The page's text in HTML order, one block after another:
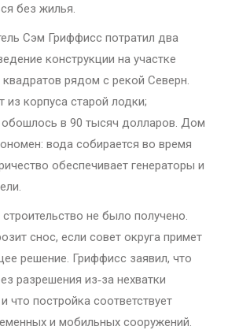
без жилья.
Сэм Гриффисс потратил два
конструкции на участке
рядом с рекой Северн.
из корпуса старой лодки;
обошлось в 90 тысяч долларов. Дом
вода собирается во время
обеспечивает генераторы и
не было получено.
снос, если совет округа примет
решение. Гриффисс заявил, что
разрешения из‑за нехватки
что постройка соответствует
и мобильных сооружений.